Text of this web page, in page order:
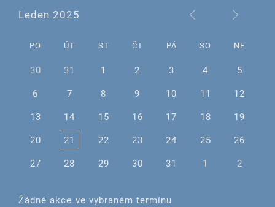
Leden 2025
PO ÚT ST ČT PÁ SO NE
30 31 1 2 3 4
5
6
7 8 9 10 11
12
13
14 15 16 17 18
19
20
21 22 23 24 25
26
27
28 29 30 31 1 2
Žádné akce ve vybraném termínu